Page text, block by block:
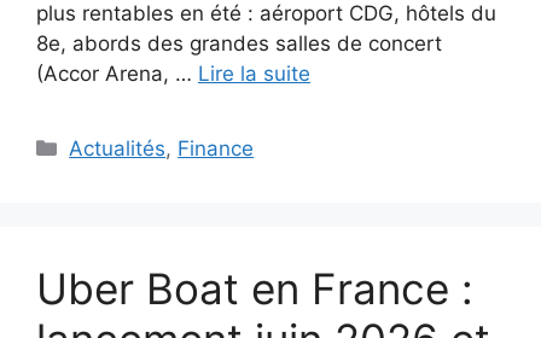
plus rentables en été : aéroport CDG, hôtels du
8e, abords des grandes salles de concert
(Accor Arena, … Lire la suite
Catégories
Actualités, Finance
Uber Boat en France :